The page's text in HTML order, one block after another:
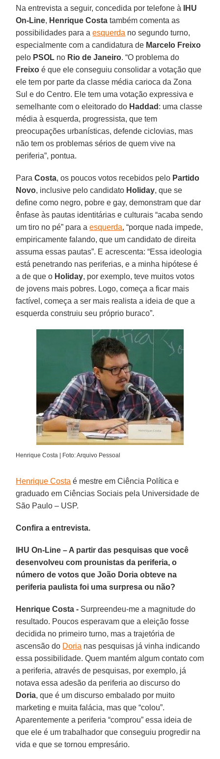
Na entrevista a seguir, concedida por telefone à
IHU
On-Line, Henrique Costa também comenta as
possibilidades para aesquerda no segundo turno,
especialmente com a candidatura de Marcelo Freixo
pelo PSOL no Rio de Janeiro. “O problema do
Freixo é que ele conseguiu consolidar a votação que
ele tem por parte da classe média carioca da Zona
Sul e do Centro. Ele tem uma votação expressiva e
semelhante com o eleitorado do Haddad : uma classe
média à esquerda, progressista, que tem
preocupações urbanísticas, defende ciclovias, mas
não tem os problemas sérios de quem vive na
periferia”, pontua.
ParaCosta, os poucos votos recebidos pelo Partido
Novo, inclusive pelo candidato Holiday, que se
define como negro, pobre e gay, demonstram que dar
ênfase às pautas identitárias e culturais “acaba sendo
um tiro no pé” para aesquerda, “porque nada impede,
empiricamente falando, que um candidato de direita
assuma essas pautas”. E acrescenta: “Essa ideologia
está penetrando nas periferias, e a minha hipótese é
a de que o Holiday, por exemplo, teve muitos votos
de jovens mais pobres. Logo, começa a ficar mais
factível, começa a ser mais realista a ideia de que a
esquerda construiu seu próprio buraco”.
Henrique Costa | Foto: Arquivo Pessoal
Henrique Costa é mestre em Ciência Política e
graduado em Ciências Sociais pela Universidade de
São Paulo – USP.
Confira a entrevista.
IHU On-Line – A partir das pesquisas que você
desenvolveu com prounistas da periferia, o
número de votos que João Doria obteve na
periferia paulista foi uma surpresa ou não?
Henrique Costa - Surpreendeu-me a magnitude do
resultado. Poucos esperavam que a eleição fosse
decidida no primeiro turno, mas a trajetória de
ascensão do Doria nas pesquisas já vinha indicando
essa possibilidade. Quem mantém algum contato com
a periferia, através de pesquisas, por exemplo, já
notava essa adesão da periferia ao discurso do
Doria, que é um discurso embalado por muito
marketing e muita falácia, mas que “colou”.
Aparentemente a periferia “comprou” essa ideia de
que ele é um trabalhador que conseguiu progredir na
vida e que se tornou empresário.